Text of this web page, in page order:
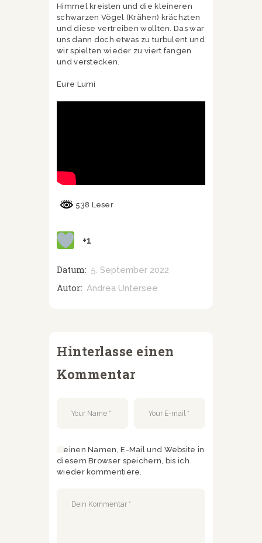
Himmel kreisten und die kleineren
schwarzen Vögel (Krähen) krächzten
und diese vertreiben wollten. Das war
uns dann doch etwas zu turbulent und
wir spielten wieder zu viert fangen
und verstecken.
Eure Lumi
538 Leser
+1
Datum: 5. September 2022
Autor: Andrea Untersee
Hinterlasse einen
Kommentar
Meinen Namen, E-Mail und Website in
diesem Browser speichern, bis ich
wieder kommentiere.